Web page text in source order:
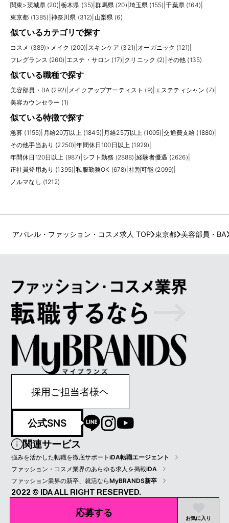
応募する お気に入り
関東>茨城県 (20) 栃木県 (35) |群馬県 (20) 埼玉県 (155) |千葉県 (164)
東京都 (1385) 神奈川県 (312) 山梨県 (6)
似ているカテゴリで探す
コスメ (389)> メイク (200) スキンケア (321) オーガニック (121)
フレグランス (260) エステ・サロン (17) クリニック (2) その他 (135)
似ている職種で探す
美容部員・BA (292) メイクアップアーティスト (9) エステティシャン (7)
美容カウンセラー (1)
似ている特徴で探す
急募 (1155) 月給20万以上 (1845) 月給25万以上 (1005) |交通費支給 (1880)
その他手当あり (2250) |年間休日100日以上 (1929)
年間休日120日以上 (987) シフト勤務 (2888) 経験者優遇 (2626)
正社員登用あり (1395) |私服勤務OK (678) 社割可能 (2099)
ノルマなし (1212)
アパレル・ファッション・コスメ求人 TOP 東京都 美容部員・BA
採用ご担当者様ヘ
公式SNS
関連サービス
強みを活かした転職を徹底サポートiDA転職エージェント
ファッション・コスメ業界のあらゆる求人を掲載iDA
ファッション業界の新卒、就活ならMyBRANDS新卒
2022 © IDA ALL RIGHT RESERVED.